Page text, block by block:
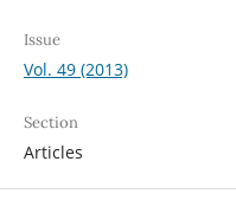
Issue
Vol. 49 (2013)
Section
Articles